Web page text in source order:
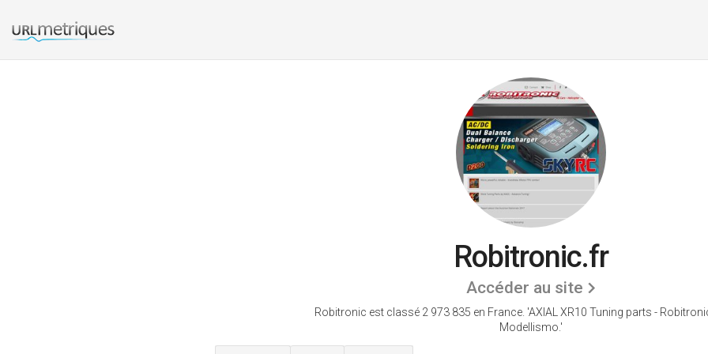
Robitronic.fr
Accéder au site
Robitronic est classé 2 973 835 en France. 'AXIAL XR10 Tuning parts -
Modellismo.'